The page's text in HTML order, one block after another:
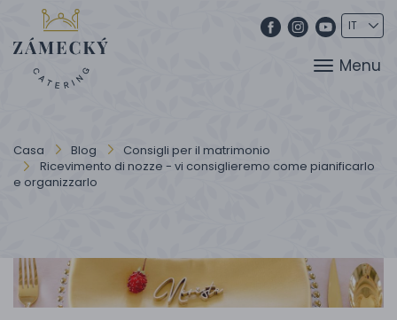
Menu
Casa Blog
Consigli per il matrimonio
Ricevimento di nozze - vi consiglieremo come pianificarlo
e organizzarlo